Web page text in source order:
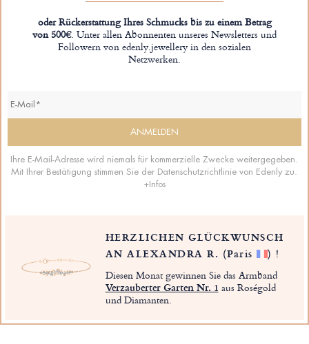
oder Rückerstattung Ihres Schmucks bis zu einem Betrag
von 500€. Unter allen Abonnenten unseres Newsletters und
Followern von edenly.jewellery in den sozialen
Netzwerken.
Ihre E-Mail-Adresse wird niemals für kommerzielle Zwecke weitergegeben.
Mit Ihrer Bestätigung stimmen Sie der Datenschutzrichtlinie von Edenly zu.
+Infos
HERZLICHEN GLÜCKWUNSCH
AN ALEXANDRA R. (Paris ) !
Diesen Monat gewinnen Sie das Armband
Verzauberter Garten Nr. 1 aus Roségold
und Diamanten.